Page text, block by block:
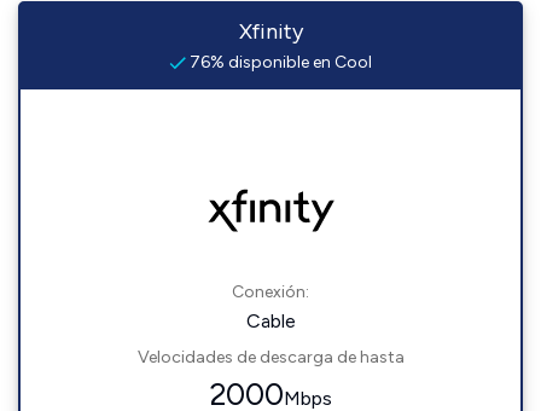
Xfinity
76% disponible en Cool
Conexión:
Cable
Velocidades de descarga de hasta
2000Mbps